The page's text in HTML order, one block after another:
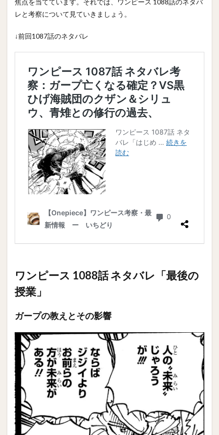
焦点を当てています。それでは、ワンピース 1088話のネタバ
レと考察について見ていきましょう。
↓前回1087話のネタバレ
ワンピース 1088話 ネタバレ「最後の
授業」
ガープの教えとその影響